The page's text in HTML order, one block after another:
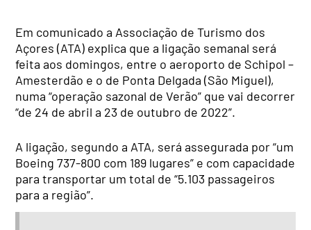
Em comunicado a Associação de Turismo dos
Açores (ATA) explica que a ligação semanal será
feita aos domingos, entre o aeroporto de Schipol –
Amesterdão e o de Ponta Delgada (São Miguel),
numa “operação sazonal de Verão” que vai decorrer
“de 24 de abril a 23 de outubro de 2022”.
A ligação, segundo a ATA, será assegurada por “um
Boeing 737-800 com 189 lugares” e com capacidade
para transportar um total de “5.103 passageiros
para a região”.